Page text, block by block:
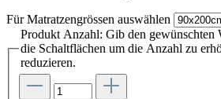
Für Matratzengrössen auswählen
Produkt Anzahl: Gib den gewünschten
die Schaltflächen um die Anzahl zu
reduzieren.